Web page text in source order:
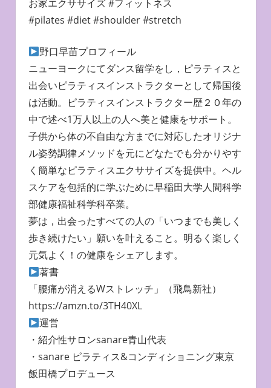
お家エクササイズ #フィットネス
#pilates #diet #shoulder #stretch
野口早苗プロフィール
ニューヨークにてダンス留学をし，ピラティスと
出会いピラティスインストラクターとして帰国後
は活動。ピラティスインストラクター歴２０年の
中で述べ1万人以上の人へ美と健康をサポート。
子供から体の不自由な方までに対応したオリジナ
ル姿勢調律メソッドを元にどなたでも分かりやす
く簡単なピラティスエクササイズを提供中。ヘル
スケアを包括的に学ぶために早稲田大学人間科学
部健康福祉科学科卒業。
夢は，出会ったすべての人の「いつまでも美しく
歩き続けたい」願いを叶えること。明るく楽しく
元気よく！の健康をシェアします。
著書
「腰痛が消えるWストレッチ」（飛鳥新社）
https://amzn.to/3TH40XL
運営
・紹介性サロンsanare青山代表
・sanare ピラティス&コンディショニング東京
飯田橋プロデュース